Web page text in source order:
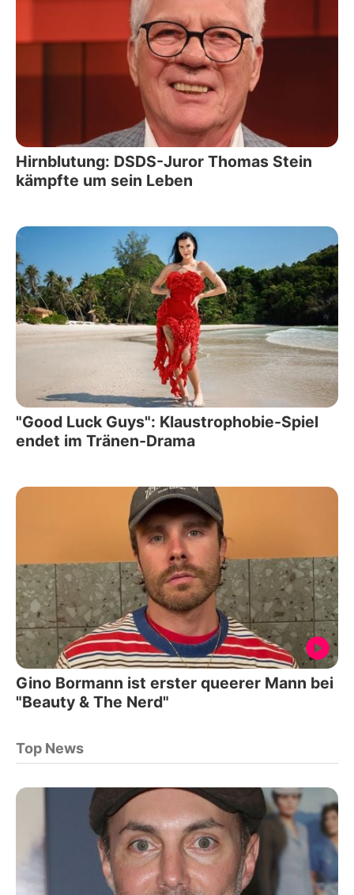
Hirnblutung: DSDS-Juror Thomas Stein
kämpfte um sein Leben
"Good Luck Guys": Klaustrophobie-Spiel
endet im Tränen-Drama
Gino Bormann ist erster queerer Mann bei
"Beauty & The Nerd"
Top News